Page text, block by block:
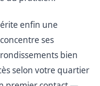
enfin une
ses
bien
selon votre quartier